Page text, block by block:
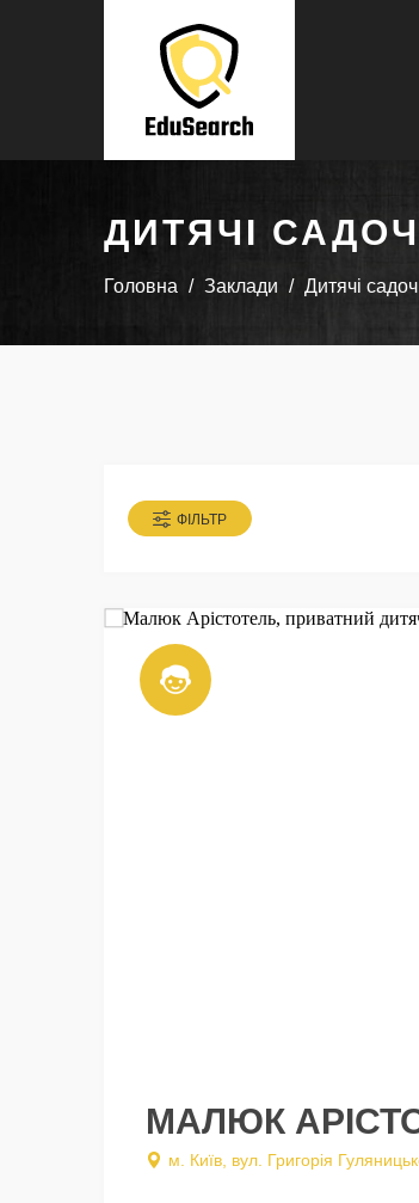
ДИТЯЧІ
Головна Заклади Дитячі
ФІЛЬТР
МАЛЮК
м. Київ, вул. Григорія